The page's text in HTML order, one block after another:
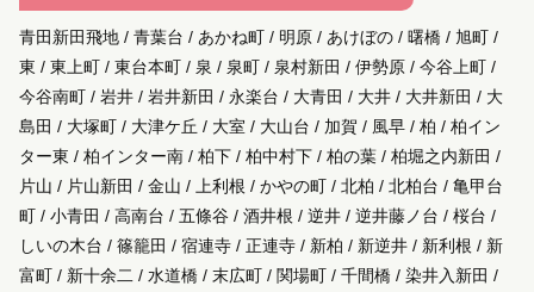
青田新田飛地 / 青葉台 / あかね町 / 明原 / あけぼの / 曙橋 / 旭町 /
東 / 東上町 / 東台本町 / 泉 / 泉町 / 泉村新田 / 伊勢原 / 今谷上町 /
今谷南町 / 岩井 / 岩井新田 / 永楽台 / 大青田 / 大井 / 大井新田 / 大
島田 / 大塚町 / 大津ケ丘 / 大室 / 大山台 / 加賀 / 風早 / 柏 / 柏イン
ター東 / 柏インター南 / 柏下 / 柏中村下 / 柏の葉 / 柏堀之内新田 /
片山 / 片山新田 / 金山 / 上利根 / かやの町 / 北柏 / 北柏台 / 亀甲台
町 / 小青田 / 高南台 / 五條谷 / 酒井根 / 逆井 / 逆井藤ノ台 / 桜台 /
しいの木台 / 篠籠田 / 宿連寺 / 正連寺 / 新柏 / 新逆井 / 新利根 / 新
富町 / 新十余二 / 水道橋 / 末広町 / 関場町 / 千間橋 / 染井入新田 /